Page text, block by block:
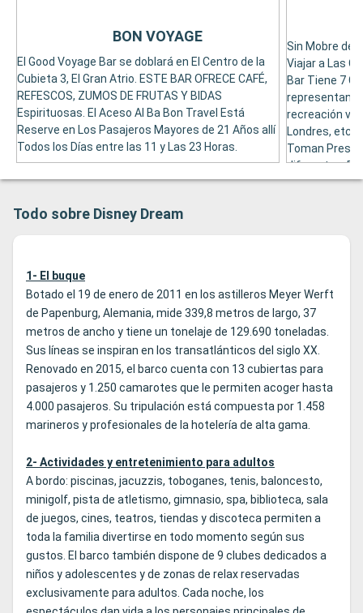
El Good Voyage Bar se doblará en El Centro de la
Cubieta 3, El Gran Atrio. ESTE BAR OFRECE CAFÉ,
REFESCOS, ZUMOS DE FRUTAS Y BIDAS
Espirituosas. El Aceso Al Ba Bon Travel Está
Reserve en Los Pasajeros Mayores de 21 Años allí
Todos los Días entre las 11 y Las 23 Horas.
BON VOYAGE
Sin Mobre de
Viajar a Las
Bar Tiene 7
representan
recreación
Londres, etc.
Toman
diferentes. El
Pasajeros
Todo sobre Disney Dream
1- El buque
Botado el 19 de enero de 2011 en los astilleros Meyer Werft
de Papenburg, Alemania, mide 339,8 metros de largo, 37
metros de ancho y tiene un tonelaje de 129.690 toneladas.
Sus líneas se inspiran en los transatlánticos del siglo XX.
Renovado en 2015, el barco cuenta con 13 cubiertas para
pasajeros y 1.250 camarotes que le permiten acoger hasta
4.000 pasajeros. Su tripulación está compuesta por 1.458
marineros y profesionales de la hotelería de alta gama.
2- Actividades y entretenimiento para adultos
A bordo: piscinas, jacuzzis, toboganes, tenis, baloncesto,
minigolf, pista de atletismo, gimnasio, spa, biblioteca, sala
de juegos, cines, teatros, tiendas y discoteca permiten a
toda la familia divertirse en todo momento según sus
gustos. El barco también dispone de 9 clubes dedicados a
niños y adolescentes y de zonas de relax reservadas
exclusivamente para adultos. Cada noche, los